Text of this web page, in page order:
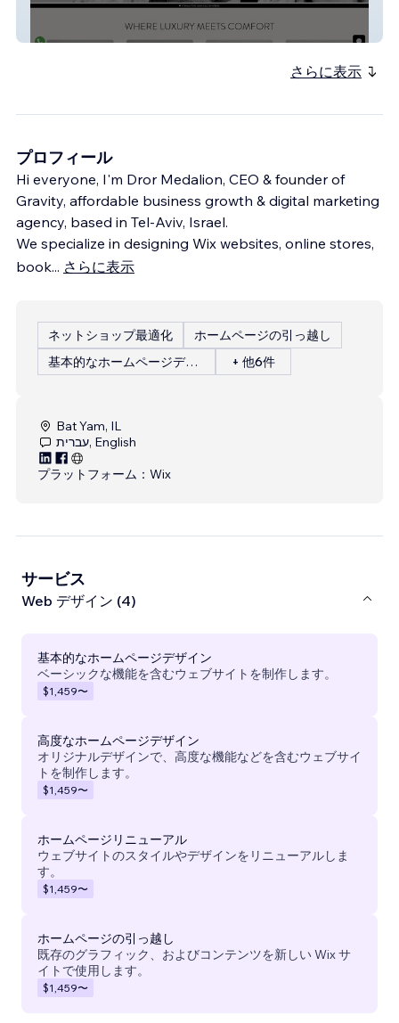
さらに表示
プロフィール
Hi everyone, I'm Dror Medalion, CEO & founder of
Gravity, affordable business growth & digital marketing
agency, based in Tel-Aviv, Israel.
We specialize in designing Wix websites, online stores,
book... さらに表示
ネットショップ最適化
ホームページの引っ越し
基本的なホームページデザイン
+ 他6件
Bat Yam, IL
עברית, English
プラットフォーム： Wix
サービス
Web デザイン (4)
基本的なホームページデザイン
ベーシックな機能を含むウェブサイトを制作します。
$1,459〜
高度なホームページデザイン
オリジナルデザインで、高度な機能などを含むウェブサイ
トを制作します。
$1,459〜
ホームページリニューアル
ウェブサイトのスタイルやデザインをリニューアルしま
す。
$1,459〜
ホームページの引っ越し
既存のグラフィック、およびコンテンツを新しい Wix サ
イトで使用します。
$1,459〜